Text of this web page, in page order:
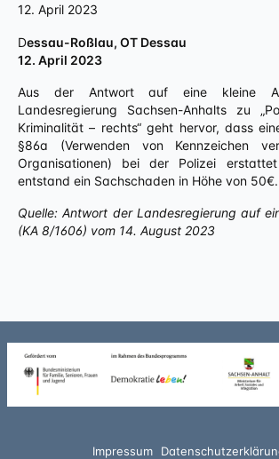
12. April 2023
Dessau-Roßlau, OT Dessau
12. April 2023
Aus der Antwort auf eine kleine
Landesregierung Sachsen-Anhalts zu
Kriminalität – rechts“ geht hervor, dass
§86a (Verwenden von Kennzeichen
Organisationen) bei der Polizei
entstand ein Sachschaden in Höhe von 50€.
Quelle: Antwort der Landesregierung auf
(KA 8/1606) vom 14. August 2023
Impressum